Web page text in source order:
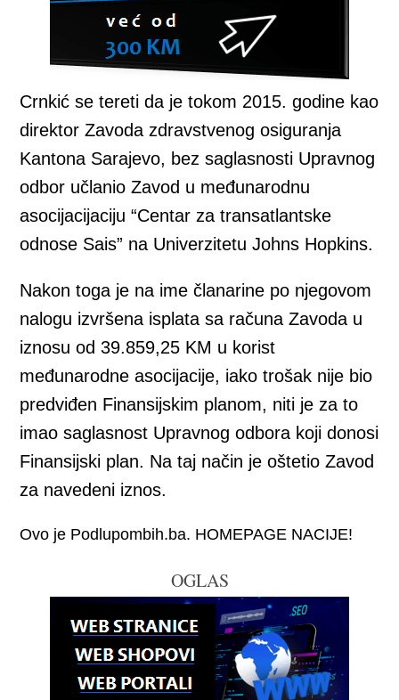
Crnkić se tereti da je tokom 2015. godine kao
direktor Zavoda zdravstvenog osiguranja
Kantona Sarajevo, bez saglasnosti Upravnog
odbor učlanio Zavod u međunarodnu
asocijacijaciju “Centar za transatlantske
odnose Sais” na Univerzitetu Johns Hopkins.
Nakon toga je na ime članarine po njegovom
nalogu izvršena isplata sa računa Zavoda u
iznosu od 39.859,25 KM u korist
međunarodne asocijacije, iako trošak nije bio
predviđen Finansijskim planom, niti je za to
imao saglasnost Upravnog odbora koji donosi
Finansijski plan. Na taj način je oštetio Zavod
za navedeni iznos.
Ovo je Podlupombih.ba. HOMEPAGE NACIJE!
OGLAS